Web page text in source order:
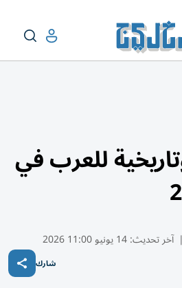
للعرب في
| آخر تحديث:14 يونيو 11:00 2026
شارك